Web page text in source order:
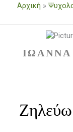
Αρχική »
Ζηλεύω